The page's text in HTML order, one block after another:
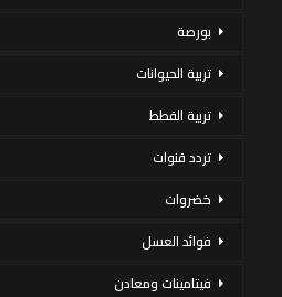
بورصة
تربية الحيوانات
تربية القطط
تردد قنوات
خضروات
فوائد العسل
فيتامينات ومعادن